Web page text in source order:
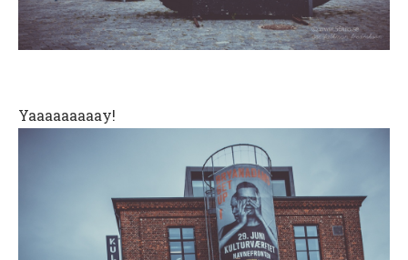
Yaaaaaaaaay!